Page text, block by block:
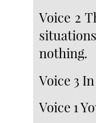
Voice 2
nothing.
Voice 3
Voice 1